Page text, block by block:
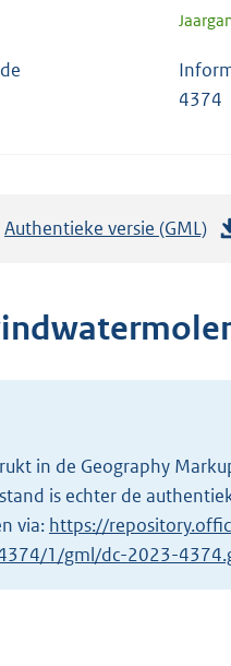
4374
Authentieke versie (GML)
t
a
n
g
r
o
o
in de Geography
is echter de
via: https://
1/gml/dc-2023-